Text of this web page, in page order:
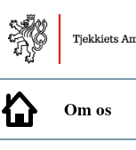
Om os